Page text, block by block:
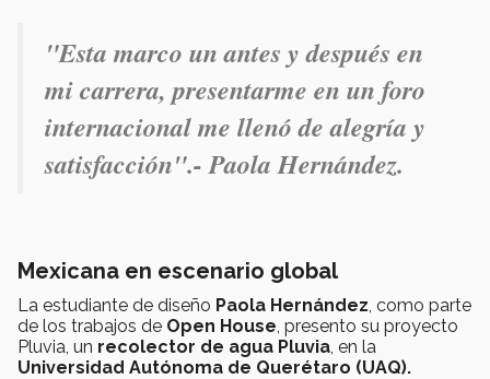
"Esta marco un antes y después en
mi carrera, presentarme en un foro
internacional me llenó de alegría y
satisfacción".- Paola Hernández.
Mexicana en escenario global
La estudiante de diseño Paola Hernández, como parte
de los trabajos de Open House, presento su proyecto
Pluvia, un recolector de agua Pluvia, en la
Universidad Autónoma de Querétaro (UAQ).